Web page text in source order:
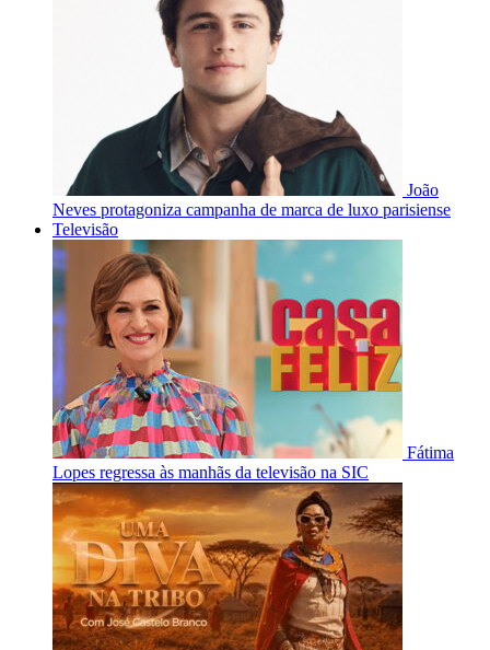
João
Neves protagoniza campanha de marca de luxo parisiense
Televisão
Fátima
Lopes regressa às manhãs da televisão na SIC